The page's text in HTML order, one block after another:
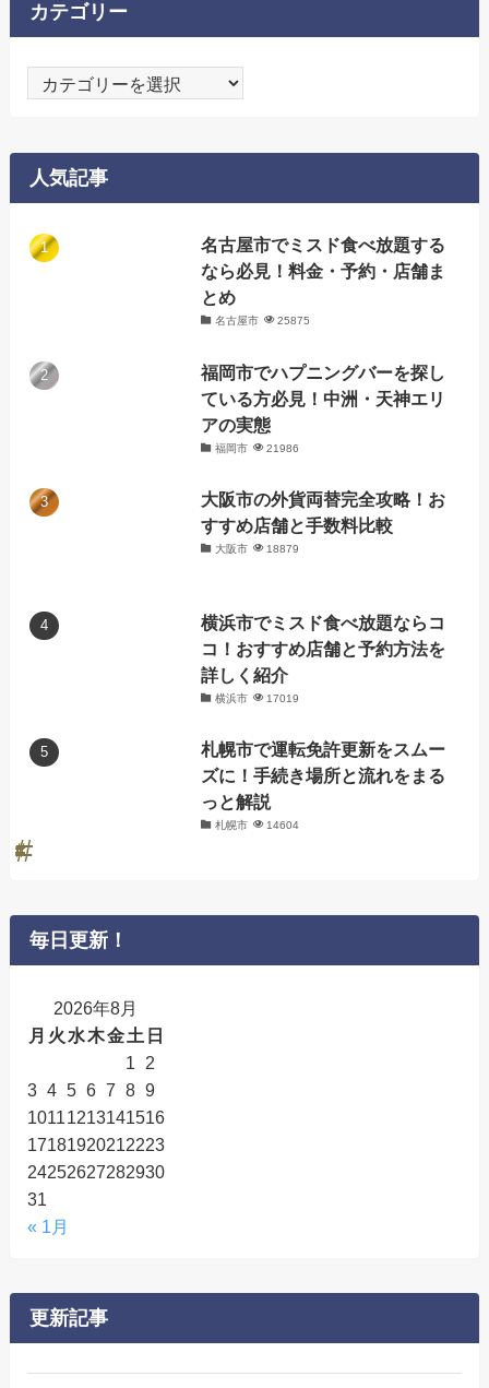
カテゴリー
テ
ー
人気記事
名古屋市でミスド食べ放題する
なら必見！料金・予約・店舗ま
とめ
名古屋市 25875
福岡市でハプニングバーを探し
ている方必見！中洲・天神エリ
アの実態
福岡市 21986
大阪市の外貨両替完全攻略！お
すすめ店舗と手数料比較
大阪市 18879
横浜市でミスド食べ放題ならコ
コ！おすすめ店舗と予約方法を
詳しく紹介
横浜市 17019
札幌市で運転免許更新をスムー
ズに！手続き場所と流れをまる
っと解説
札幌市 14604
毎日更新！
2026年8月
月 火 水木金土 日
1
2
3 4 5 6 7 8 9
10111213141516
17181920212223
24252627282930
31
« 1月
更新記事